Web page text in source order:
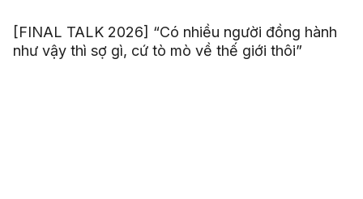
[FINAL TALK 2026] “Có nhiều người đồng hành
như vậy thì sợ gì, cứ tò mò về thế giới thôi”